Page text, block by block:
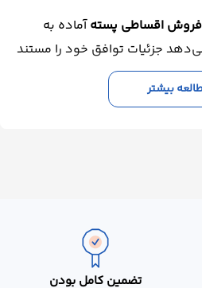
فروش اقساطی پستهآماده به
جزئیات توافق خود را مستند
فروش اقساطی پسته
می‌کند. در متن این فرم آماده
دقیق پرداخت، نحوه و
وجه التزام تاخیر را مشخص
بیشتر
تضمین کامل بودن